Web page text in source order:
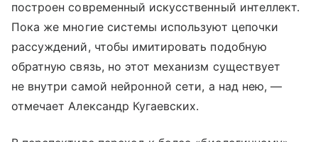
построен современный искусственный интеллект.
Пока же многие системы используют цепочки
рассуждений, чтобы имитировать подобную
обратную связь, но этот механизм существует
не внутри самой нейронной сети, а над нею, —
отмечает Александр Кугаевских.